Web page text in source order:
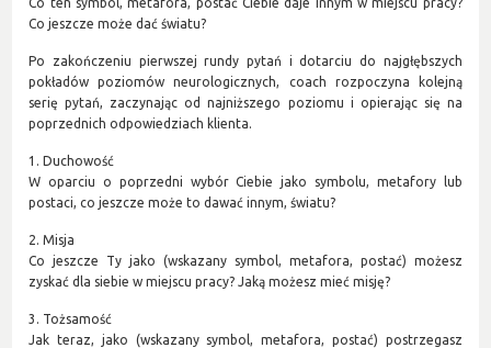
Co jeszcze może dać światu?
Po zakończeniu pierwszej rundy pytań i dotarciu do najgłębszych
pokładów poziomów neurologicznych, coach rozpoczyna kolejną
serię pytań, zaczynając od najniższego poziomu i opierając się na
poprzednich odpowiedziach klienta.
1. Duchowość
W oparciu o poprzedni wybór Ciebie jako symbolu, metafory lub
postaci, co jeszcze może to dawać innym, światu?
2. Misja
Co jeszcze Ty jako (wskazany symbol, metafora, postać) możesz
zyskać dla siebie w miejscu pracy? Jaką możesz mieć misję?
3. Tożsamość
Jak teraz, jako (wskazany symbol, metafora, postać) postrzegasz